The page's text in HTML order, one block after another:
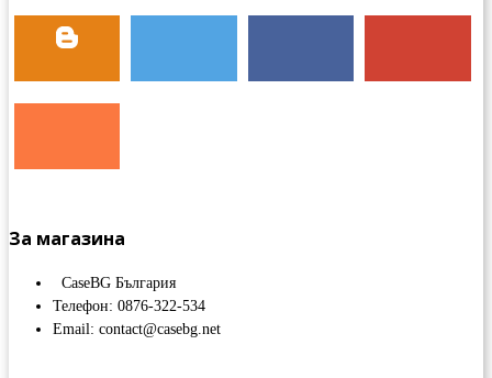
За магазина
CaseBG България
Телефон: 0876-322-534
Email: contact@casebg.net